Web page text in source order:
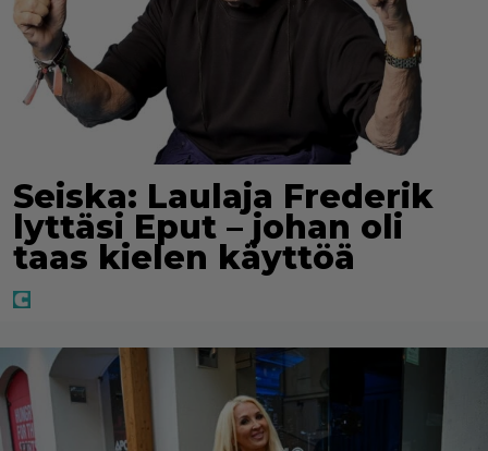
Seiska: Laulaja Frederik
lyttäsi Eput – johan oli
taas kielen käyttöä